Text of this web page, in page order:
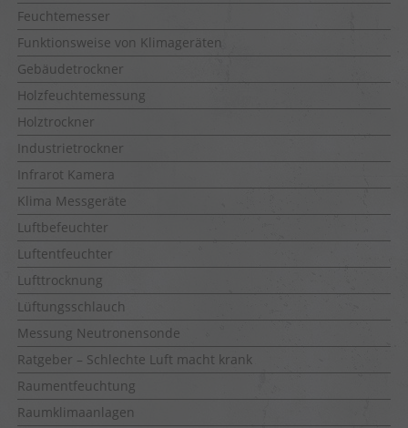
Feuchtemesser
Funktionsweise von Klimageräten
Gebäudetrockner
Holzfeuchtemessung
Holztrockner
Industrietrockner
Infrarot Kamera
Klima Messgeräte
Luftbefeuchter
Luftentfeuchter
Lufttrocknung
Lüftungsschlauch
Messung Neutronensonde
Ratgeber – Schlechte Luft macht krank
Raumentfeuchtung
Raumklimaanlagen